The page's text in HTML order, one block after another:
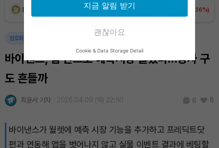
Bitcoin (BTC) (-0.09%)
암호화폐
바이낸스, 앱 안으로 예측시장 들였다…강자 구
도 흔들까
최윤서 기자 2026.04.09 (목) 22:50 6 8
바이낸스가 월렛에 예측 시장 기능을 추가하고 프레딕트닷
펀과 연동해 앱을 벗어나지 않고 실물 이벤트 결과에 베팅할
지금 알림 받기
괜찮아요
Cookie & Data Storage Detail